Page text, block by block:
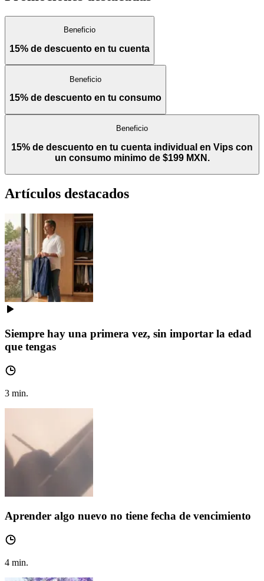
Beneficio
15% de descuento en tu cuenta
Beneficio
15% de descuento en tu consumo
Beneficio
15% de descuento en tu cuenta individual en Vips con
un consumo minimo de $199 MXN.
Artículos destacados
Siempre hay una primera vez, sin importar la edad
que tengas
3 min.
Aprender algo nuevo no tiene fecha de vencimiento
4 min.